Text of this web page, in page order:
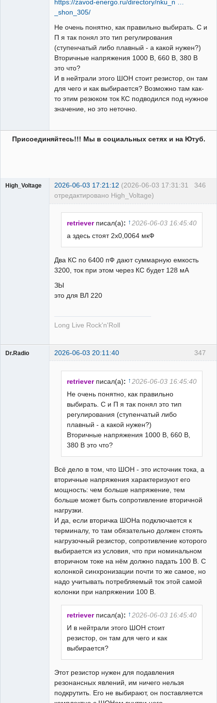
https://zavod-energo.ru/directory/nku_n …
_shon_305/
Не очень понятно, как правильно выбирать. С и
П я так понял это тип регулирования
(ступенчатый либо плавный - а какой нужен?)
Вторичные напряжения 1000 В, 660 В, 380 В
это что?
И в нейтрали этого ШОН стоит резистор, он там
для чего и как выбирается? Возможно там как-
то этим резюком ток КС подводился под нужное
значение, но это неточно.
Присоединяйтесь!!! Мы в социальных сетях и на Ютуб.
346
High_Voltage 2026-06-03 17:21:12 (2026-06-03 17:31:31
отредактировано High_Voltage)
retriever писал(а): ↑ 2026-06-03 16:45:40
а здесь стоят 2x0,0064 мкФ
Два КС по 6400 пФ дают суммарную емкость
3200, ток при этом через КС будет 128 мА
ЗЫ
это для ВЛ 220
Long Live Rock'n'Roll
347
Dr.Radio 2026-06-03 20:11:40
retriever писал(а): ↑ 2026-06-03 16:45:40
Не очень понятно, как правильно
выбирать. С и П я так понял это тип
регулирования (ступенчатый либо
плавный - а какой нужен?)
Вторичные напряжения 1000 В, 660 В,
380 В это что?
Всё дело в том, что ШОН - это источник тока, а
вторичные напряжения характеризуют его
мощность: чем больше напряжение, тем
больше может быть сопротивление вторичной
нагрузки.
И да, если вторичка ШОНа подключается к
терминалу, то там обязательно должен стоять
нагрузочный резистор, сопротивление которого
выбирается из условия, что при номинальном
вторичном токе на нём должно падать 100 В. С
колонкой синхронизации почти то же самое, но
надо учитывать потребляемый ток этой самой
колонки при напряжении 100 В.
retriever писал(а): ↑ 2026-06-03 16:45:40
И в нейтрали этого ШОН стоит
резистор, он там для чего и как
выбирается?
Этот резистор нужен для подавления
резонансных явлений, им ничего нельзя
подкрутить. Его не выбирают, он поставляется